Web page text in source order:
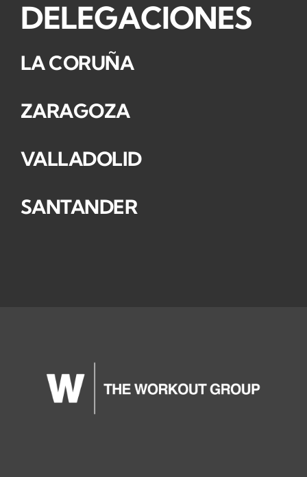
DELEGACIONES
LA CORUÑA
ZARAGOZA
VALLADOLID
SANTANDER